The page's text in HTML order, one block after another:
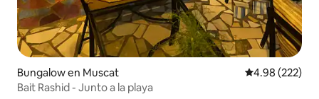
Bungalow en Muscat Calificación
4.98 (222)
Bait Rashid - Junto a la playa